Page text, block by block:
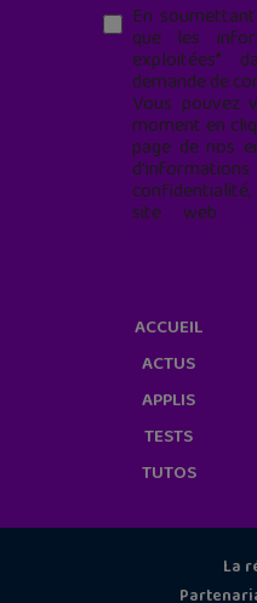
En
que les
exploitées*
demande de
Vous pouvez
moment en
page de nos
site web
ACCUEIL
ACTUS
APPLIS
TESTS
TUTOS
La